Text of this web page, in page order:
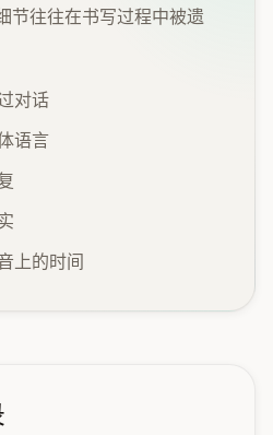
节往往在书写过程中被遗
对话
语言
上的时间